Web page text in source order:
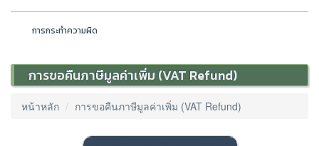
การกระทำความผิด
การขอคืนภาษีมูลค่าเพิ่ม (VAT Refund)
หน้าหลัก การขอคืนภาษีมูลค่าเพิ่ม (VAT Refund)